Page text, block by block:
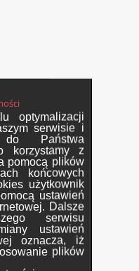
optymalizacji
serwisie i
Państwa
korzystamy z
pomocą plików
końcowych
użytkownik
ustawień
Dalsze
serwisu
ustawień
oznacza, iż
plików